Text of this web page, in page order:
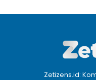
Zetizens.id: